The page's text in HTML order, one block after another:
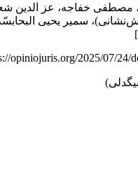
مصطفی خفاجه، عز
آتش‌نشانی)، سمیر یحیی